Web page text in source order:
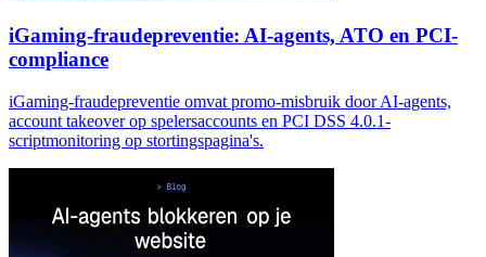
iGaming-fraudepreventie: AI-agents, ATO en PCI-
compliance
iGaming-fraudepreventie omvat promo-misbruik door AI-agents,
account takeover op spelersaccounts en PCI DSS 4.0.1-
scriptmonitoring op stortingspagina's.